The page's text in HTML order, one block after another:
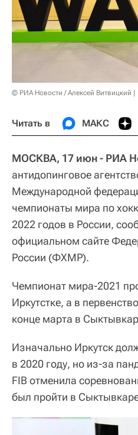
© РИА Новости / Алексей Витвицкий
Читать в МАКС
МОСКВА, 17 июн - РИА
антидопинговое
Международной
чемпионаты мира по
2022 годов в России,
официальном сайте
России (ФХМР).
Чемпионат мира-2021
Иркутстке, а в
конце марта в
Изначально Иркутск
в 2020 году, но из-за
FIB отменила
был пройти в